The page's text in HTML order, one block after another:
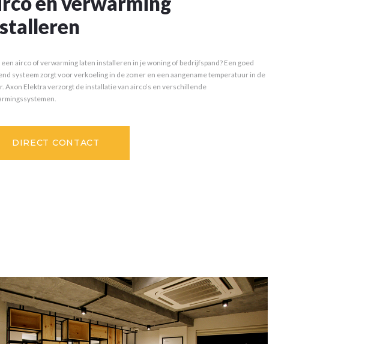
airco of verwarming laten installeren in je woning of bedrijfspand? Een goed
systeem zorgt voor verkoeling in de zomer en een aangename temperatuur in de
Axon Elektra verzorgt de installatie van airco’s en verschillende
DIRECT CONTACT